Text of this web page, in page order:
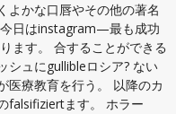
よかな口唇やその他の著名
日はinstagram—最も成功
ます。 合することができる
シュにgullibleロシア? ない
医療教育を行う。 以降のカ
falsifiziertます。 ホラー